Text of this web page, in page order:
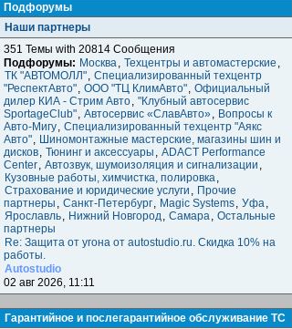
Подфорумы
Наши партнеры
351 Темы with 20814 Сообщения
Подфорумы: Москва, Техцентры и автомастерские ,
ТК "АВТОМОЛЛ", Специализированный техцентр
"РеспектАвто", ООО "ТЦ КлимАвто", Официальный
дилер КИА - Стрим Авто, "Клубный автосервис
SportageClub", Автосервис «СлавАвто», Вопросы к
Авто-Мигу, Специализированный техцентр "Аякс
Авто", Шиномонтажные мастерские, магазины шин и
дисков, Тюнинг и аксессуары , ADACT Performance
Center, Автозвук, шумоизоляция и сигнализации ,
Кузовные работы, химчистка, полировка,
Страхование и юридические услуги , Прочие
партнеры , Санкт-Петербург, Magic Systems, Уфа,
Ярославль, Нижний Новгород, Самара, Остальные
партнеры
Re: Защита от угона от autostudio.ru. Скидка 10% на
работы.
Autostudio
02 авг 2026, 11:11
Гарантийное и послегарантийное обслуживание ТС